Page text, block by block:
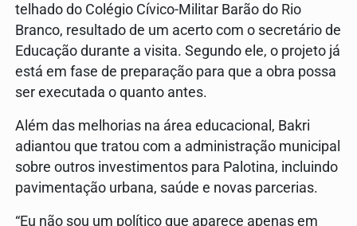
telhado do Colégio Cívico-Militar Barão do Rio
Branco, resultado de um acerto com o secretário de
Educação durante a visita. Segundo ele, o projeto já
está em fase de preparação para que a obra possa
ser executada o quanto antes.
Além das melhorias na área educacional, Bakri
adiantou que tratou com a administração municipal
sobre outros investimentos para Palotina, incluindo
pavimentação urbana, saúde e novas parcerias.
“Eu não sou um político que aparece apenas em